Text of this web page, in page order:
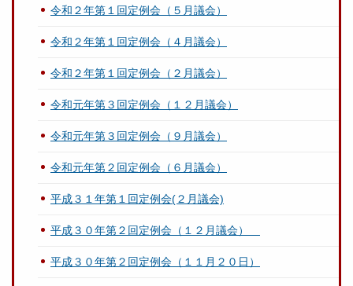
令和２年第１回定例会（５月議会）
令和２年第１回定例会（４月議会）
令和２年第１回定例会（２月議会）
令和元年第３回定例会（１２月議会）
令和元年第３回定例会（９月議会）
令和元年第２回定例会（６月議会）
平成３１年第１回定例会(２月議会)
平成３０年第２回定例会（１２月議会）
平成３０年第２回定例会（１１月２０日）